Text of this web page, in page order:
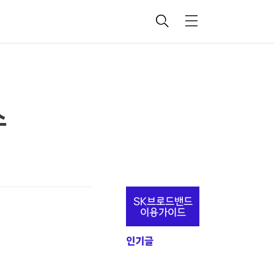
검
메
추
정
보
SK브로드밴드
이용가이드
인기글